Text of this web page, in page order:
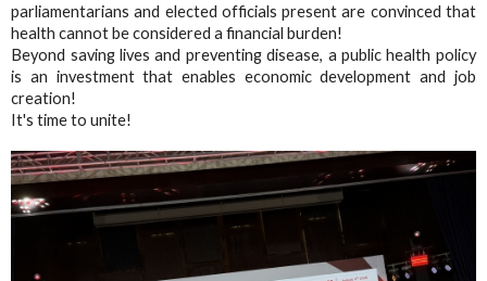
parliamentarians and elected officials present are convinced that
health cannot be considered a financial burden!
Beyond saving lives and preventing disease, a public health policy
is an investment that enables economic development and job
creation!
It's time to unite!